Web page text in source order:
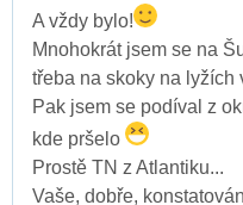
A vždy bylo!
Mnohokrát jsem se na
třeba na skoky na lyžích
Pak jsem se podíval z
kde pršelo
Prostě TN z Atlantiku...
Vaše, dobře,